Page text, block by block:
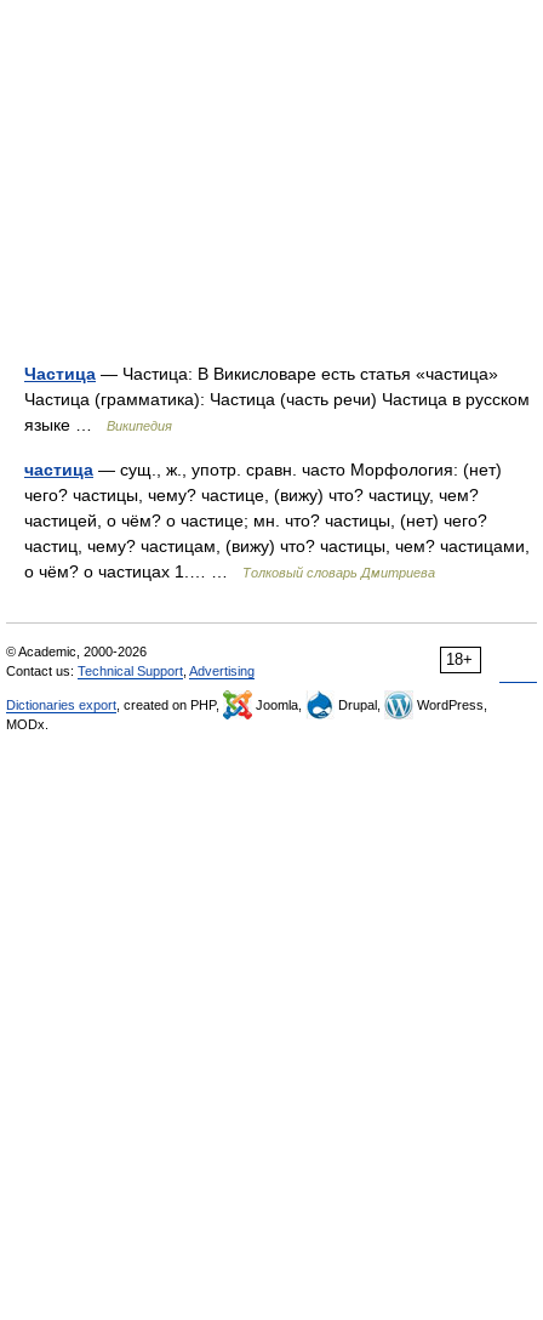
Частица — Частица: В Викисловаре есть статья «частица»
Частица (грамматика): Частица (часть речи) Частица в русском
языке …
Википедия
частица — сущ., ж., употр. сравн. часто Морфология: (нет)
чего? частицы, чему? частице, (вижу) что? частицу, чем?
частицей, о чём? о частице; мн. что? частицы, (нет) чего?
частиц, чему? частицам, (вижу) что? частицы, чем? частицами,
о чём? о частицах 1.… …
Толковый словарь Дмитриева
18+
© Academic, 2000-2026
Contact us: Technical Support Advertising
Dictionaries export , created on PHP, Joomla, Drupal,
WordPress,
MODx.